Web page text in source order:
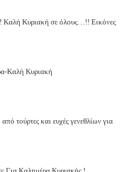
Καλή Κυριακή σε όλους…!! Εικόνες
Καλή Κυριακή
τούρτες και ευχές γενεθλίων για